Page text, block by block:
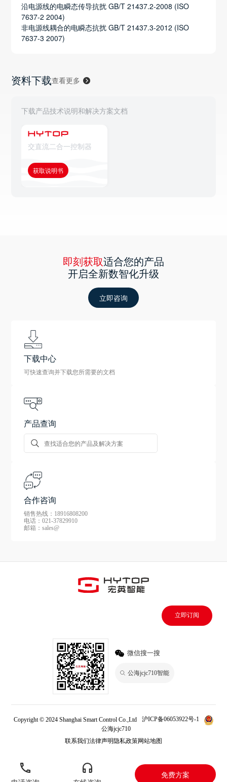
沿电源线的电瞬态传导抗扰 GB/T 21437.2-2008 (ISO
7637-2 2004)
非电源线耦合的电瞬态抗扰 GB/T 21437.3-2012 (ISO
7637-3 2007)
资料下载查看更多
下载产品技术说明和解决方案文档
交直流二合一控制器
获取说明书
即刻获取适合您的产品
开启全新数智化升级
立即咨询
下载中心
可快速查询并下载您所需要的文档
产品查询
合作咨询
销售热线：18916808200
电话：021-37829910
邮箱：sales@
立即订阅
微信搜一搜
公海jcjc710智能
Copyright © 2024 Shanghai Smart Control Co.,Ltd
沪ICP备06053922号-1
公海jcjc710
联系我们法律声明隐私政策网站地图
免费方案